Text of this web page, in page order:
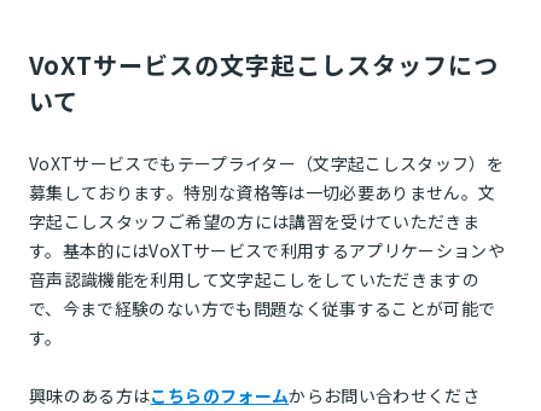
VoXTサービスの文字起こしスタッフにつ
いて
VoXTサービスでもテープライター（文字起こしスタッフ）を
募集しております。特別な資格等は一切必要ありません。文
字起こしスタッフご希望の方には講習を受けていただきま
す。基本的にはVoXTサービスで利用するアプリケーションや
音声認識機能を利用して文字起こしをしていただきますの
で、今まで経験のない方でも問題なく従事することが可能で
す。
興味のある方はこちらのフォームからお問い合わせくださ